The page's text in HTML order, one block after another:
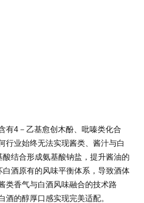
4－乙基愈创木酚、吡嗪类化合
行业始终无法实现酱类、酱汁与白
结合形成氨基酸钠盐，提升酱油的
酒原有的风味平衡体系，导致酒体
类香气与白酒风味融合的技术路
的醇厚口感实现完美适配。